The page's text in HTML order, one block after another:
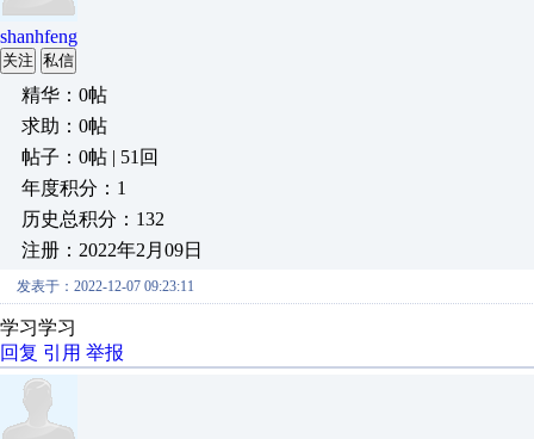
shanhfeng
关注 私信
精华：0帖
求助：0帖
帖子：0帖 | 51回
年度积分：1
历史总积分：132
注册：2022年2月09日
发表于：2022-12-07 09:23:11
学习学习
回复 引用 举报